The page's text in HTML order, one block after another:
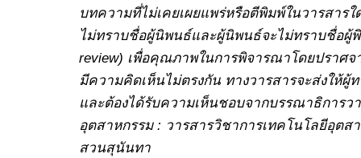
บทความที่ไม่เคยเผยแพร่หรือตีพิมพ์ในวารสาร
ไม่ทราบชื่อผู้นิพนธ์และผู้นิพนธ์จะไม่ทราบชื่อ
review) เพื่อคุณภาพในการพิจารณาโดยปราศ
มีความคิดเห็นไม่ตรงกัน ทางวารสารจะส่งให้
และต้องได้รับความเห็นชอบจากบรรณาธิการว
อุตสาหกรรม : วารสารวิชาการเทคโนโลยีอุต
สวนสุนันทา